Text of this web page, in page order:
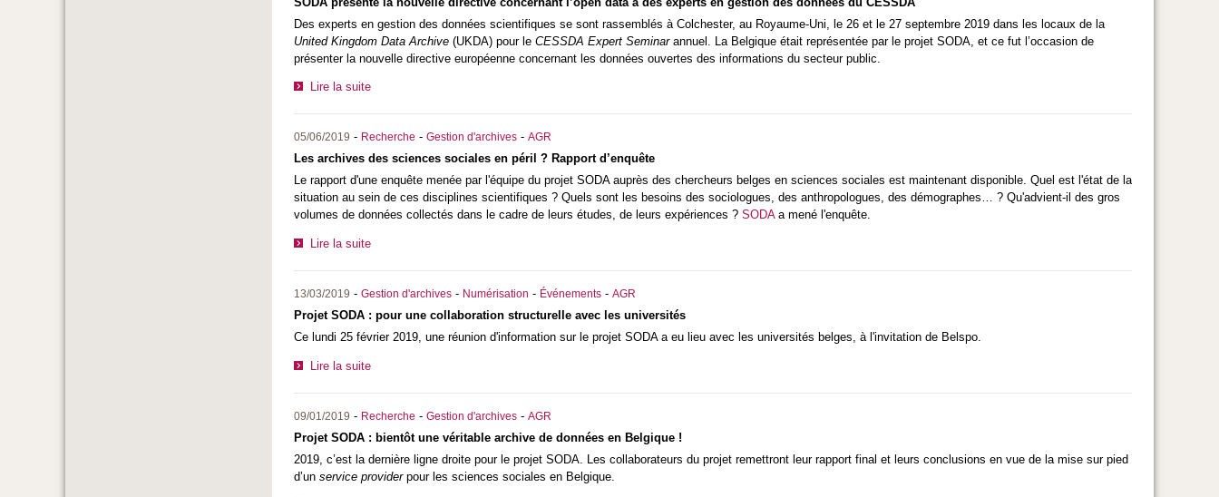
Des experts en gestion des données scientifiques se sont rassemblés à Colchester, au Royaume-Uni, le 26 et le 27 septembre 2019 dans les locaux de la
United Kingdom Data Archive (UKDA) pour le CESSDA Expert Seminarannuel. La Belgique était représentée par le projet SODA, et ce fut l’occasion de
présenter la nouvelle directive européenne concernant les données ouvertes des informations du secteur public.
Lire la suite
05/06/2019 - Recherche - Gestion d'archives - AGR
Les archives des sciences sociales en péril ? Rapport d’enquête
Le rapport d'une enquête menée par l'équipe du projet SODA auprès des chercheurs belges en sciences sociales est maintenant disponible. Quel est l'état de la
situation au sein de ces disciplines scientifiques ? Quels sont les besoins des sociologues, des anthropologues, des démographes… ? Qu'advient-il des gros
volumes de données collectés dans le cadre de leurs études, de leurs expériences ? SODAa mené l'enquête.
Lire la suite
13/03/2019 - Gestion d'archives - Numérisation - Événements - AGR
Projet SODA : pour une collaboration structurelle avec les universités
Ce lundi 25 février 2019, une réunion d'information sur le projet SODA a eu lieu avec les universités belges, à l'invitation de Belspo.
Lire la suite
09/01/2019 - Recherche - Gestion d'archives - AGR
Projet SODA : bientôt une véritable archive de données en Belgique !
2019, c’est la dernière ligne droite pour le projet SODA. Les collaborateurs du projet remettront leur rapport final et leurs conclusions en vue de la mise sur pied
d’un service providerpour les sciences sociales en Belgique.